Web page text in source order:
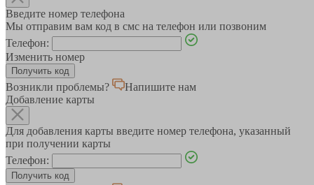
Введите номер телефона
Мы отправим вам код в смс на телефон или позвоним
Телефон:
Изменить номер
Возникли проблемы?
Напишите нам
Добавление карты
Для добавления карты введите номер телефона, указанный
при получении карты
Телефон: